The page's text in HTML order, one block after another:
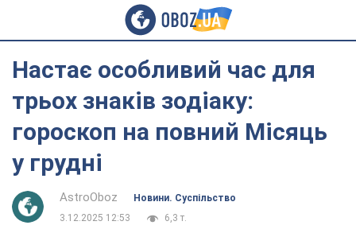
Настає особливий час для
трьох знаків зодіаку:
гороскоп на повний Місяць
у грудні
AstroOboz
Новини. Суспільство
3.12.2025 12:53
6,3 т.